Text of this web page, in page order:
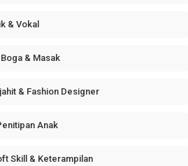
& Vokal
& Masak
& Fashion Designer
Anak
Skill & Keterampilan